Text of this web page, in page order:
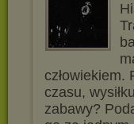
człowiekiem.
czasu,
zabawy?